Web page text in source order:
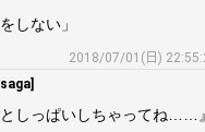
しない」
2018/07/01(日)
しっぱいしちゃってね……